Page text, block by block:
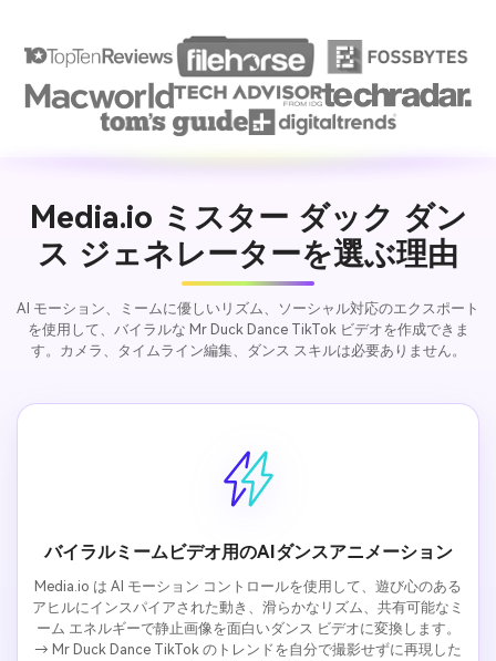
Media.io ミスター ダック ダン
ス ジェネレーターを選ぶ理由
AI モーション、ミームに優しいリズム、ソーシャル対応のエクスポート
を使用して、バイラルな Mr Duck Dance TikTok ビデオを作成できま
す。カメラ、タイムライン編集、ダンス スキルは必要ありません。
バイラルミームビデオ用のAIダンスアニメーション
Media.io は AI モーション コントロールを使用して、遊び心のある
アヒルにインスパイアされた動き、滑らかなリズム、共有可能なミ
ーム エネルギーで静止画像を面白いダンス ビデオに変換します。
→ Mr Duck Dance TikTok のトレンドを自分で撮影せずに再現した